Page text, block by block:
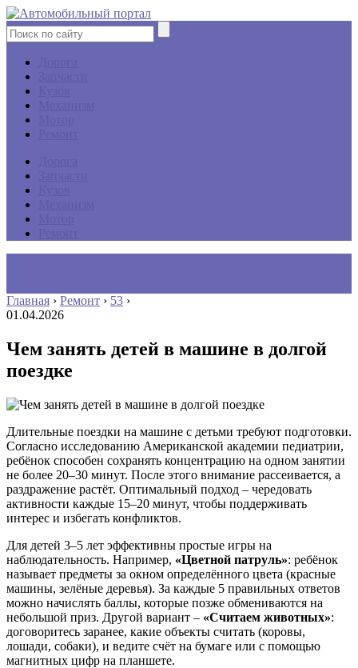
Главная › Ремонт › 53 ›
01.04.2026
Чем занять детей в машине в долгой
поездке
Длительные поездки на машине с детьми требуют подготовки.
Согласно исследованию Американской академии педиатрии,
ребёнок способен сохранять концентрацию на одном занятии
не более 20–30 минут. После этого внимание рассеивается, а
раздражение растёт. Оптимальный подход – чередовать
активности каждые 15–20 минут, чтобы поддерживать
интерес и избегать конфликтов.
Для детей 3–5 лет эффективны простые игры на
наблюдательность. Например, «Цветной патруль»: ребёнок
называет предметы за окном определённого цвета (красные
машины, зелёные деревья). За каждые 5 правильных ответов
можно начислять баллы, которые позже обмениваются на
небольшой приз. Другой вариант – «Считаем животных»:
договоритесь заранее, какие объекты считать (коровы,
лошади, собаки), и ведите счёт на бумаге или с помощью
магнитных цифр на планшете.